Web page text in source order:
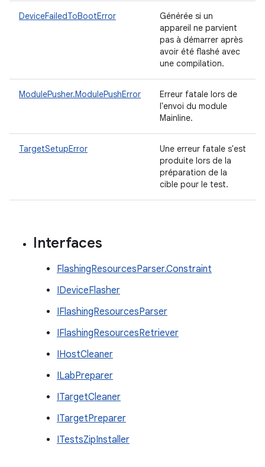
DeviceFailedToBootError
Générée si un
appareil ne parvient
pas à démarrer après
avoir été flashé avec
une compilation.
ModulePusher.ModulePushError
Erreur fatale lors de
l'envoi du module
Mainline.
TargetSetupError
Une erreur fatale s'est
produite lors de la
préparation de la
cible pour le test.
Interfaces
FlashingResourcesParser.Constraint
IDeviceFlasher
IFlashingResourcesParser
IFlashingResourcesRetriever
IHostCleaner
ILabPreparer
ITargetCleaner
ITargetPreparer
ITestsZipInstaller